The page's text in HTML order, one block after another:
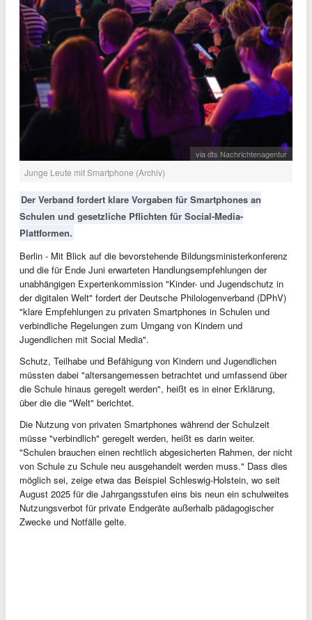
via dts Nachrichtenagentur
Junge Leute mit Smartphone (Archiv)
Der Verband fordert klare Vorgaben für Smartphones an
Schulen und gesetzliche Pflichten für Social-Media-
Plattformen.
Berlin - Mit Blick auf die bevorstehende Bildungsministerkonferenz
und die für Ende Juni erwarteten Handlungsempfehlungen der
unabhängigen Expertenkommission "Kinder- und Jugendschutz in
der digitalen Welt" fordert der Deutsche Philologenverband (DPhV)
"klare Empfehlungen zu privaten Smartphones in Schulen und
verbindliche Regelungen zum Umgang von Kindern und
Jugendlichen mit Social Media".
Schutz, Teilhabe und Befähigung von Kindern und Jugendlichen
müssten dabei "altersangemessen betrachtet und umfassend über
die Schule hinaus geregelt werden", heißt es in einer Erklärung,
über die die "Welt" berichtet.
Die Nutzung von privaten Smartphones während der Schulzeit
müsse "verbindlich" geregelt werden, heißt es darin weiter.
"Schulen brauchen einen rechtlich abgesicherten Rahmen, der nicht
von Schule zu Schule neu ausgehandelt werden muss." Dass dies
möglich sei, zeige etwa das Beispiel Schleswig-Holstein, wo seit
August 2025 für die Jahrgangsstufen eins bis neun ein schulweites
Nutzungsverbot für private Endgeräte außerhalb pädagogischer
Zwecke und Notfälle gelte.